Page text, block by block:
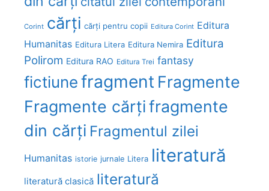
Corint cărți cărți pentru copii Editura Corint Editura
Humanitas Editura Litera Editura Nemira Editura
Polirom Editura RAO Editura Trei fantasy
fictiunefragment Fragmente
Fragmente cărțifragmente
din cărți Fragmentul zilei
Humanitas istorie jurnale Litera literatură
literatură clasică literatură